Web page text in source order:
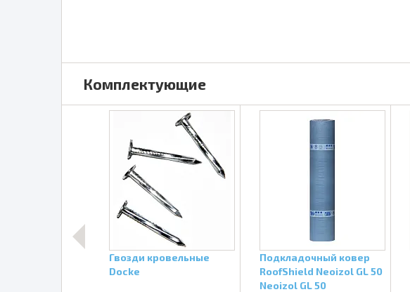
Комплектующие
Гвозди кровельные
Docke
Подкладочный ковер
RoofShield Neoizol GL 50
Neoizol GL 50